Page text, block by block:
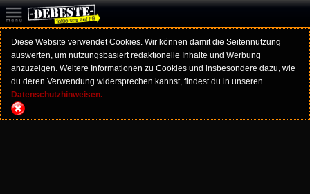
Diese Website verwendet Cookies. Wir können damit die Seitennutzung
auswerten, um nutzungsbasiert redaktionelle Inhalte und Werbung
anzuzeigen. Weitere Informationen zu Cookies und insbesondere dazu, wie
du deren Verwendung widersprechen kannst, findest du in unseren
Datenschutzhinweisen.